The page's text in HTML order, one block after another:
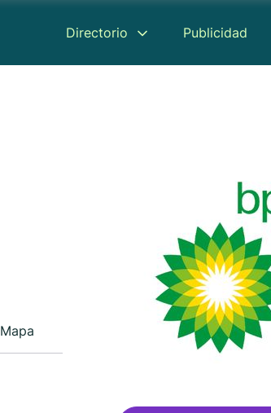
Directorio Publicidad
Mapa